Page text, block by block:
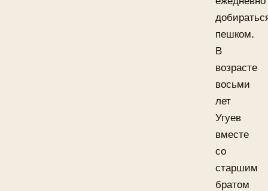
пешком.
В
возрасте
восьми
лет
Угуев
вместе
со
старшим
братом